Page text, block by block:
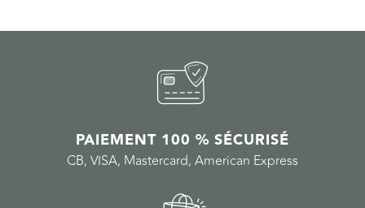
PAIEMENT 100 % SÉCURISÉ
CB, VISA, Mastercard, American Express